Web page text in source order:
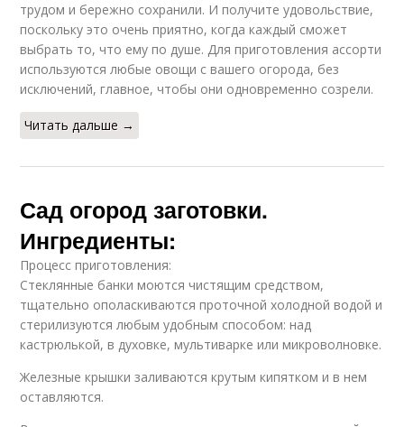
трудом и бережно сохранили. И получите удовольствие,
поскольку это очень приятно, когда каждый сможет
выбрать то, что ему по душе. Для приготовления ассорти
используются любые овощи с вашего огорода, без
исключений, главное, чтобы они одновременно созрели.
Читать дальше →
Сад огород заготовки.
Ингредиенты:
Процесс приготовления:
Стеклянные банки моются чистящим средством,
тщательно ополаскиваются проточной холодной водой и
стерилизуются любым удобным способом: над
кастрюлькой, в духовке, мультиварке или микроволновке.
Железные крышки заливаются крутым кипятком и в нем
оставляются.